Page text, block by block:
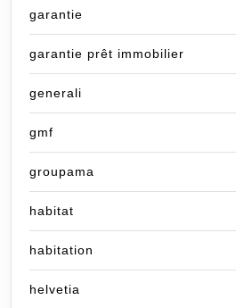
garantie
garantie prêt immobilier
generali
gmf
groupama
habitat
habitation
helvetia